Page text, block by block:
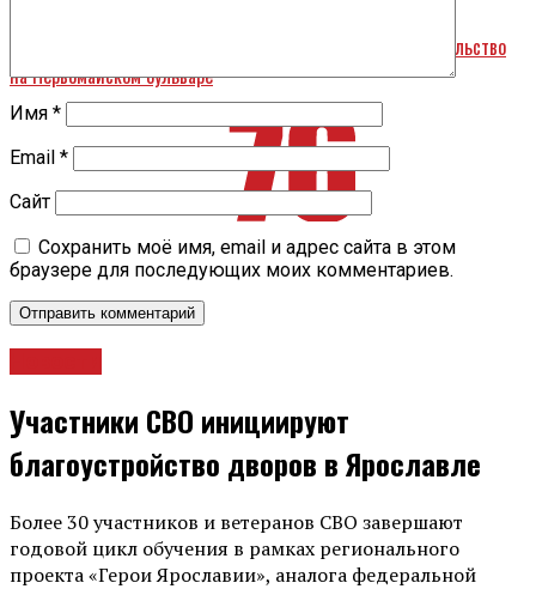
Мэрия Ярославля требует остановить незаконное строительство
на Первомайском бульваре
Имя *
Email *
Сайт
Сохранить моё имя, email и адрес сайта в этом
браузере для последующих моих комментариев.
Участники СВО инициируют
благоустройство дворов в Ярославле
Более 30 участников и ветеранов СВО завершают
годовой цикл обучения в рамках регионального
проекта «Герои Ярославии», аналога федеральной